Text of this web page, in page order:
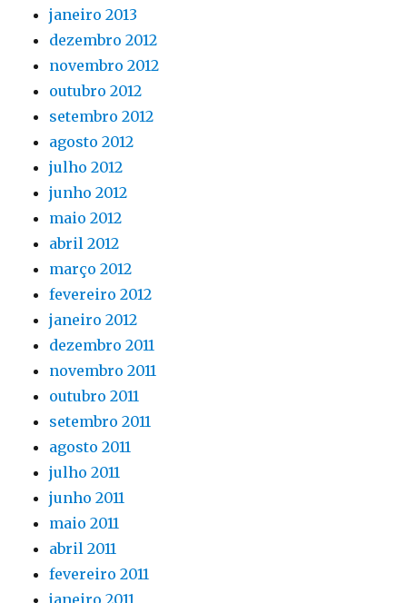
janeiro 2013
dezembro 2012
novembro 2012
outubro 2012
setembro 2012
agosto 2012
julho 2012
junho 2012
maio 2012
abril 2012
março 2012
fevereiro 2012
janeiro 2012
dezembro 2011
novembro 2011
outubro 2011
setembro 2011
agosto 2011
julho 2011
junho 2011
maio 2011
abril 2011
fevereiro 2011
janeiro 2011